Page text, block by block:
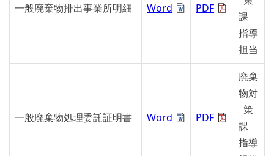
一般廃棄物排出事業所明細 Word PDF
課
指導
担当
一般廃棄物処理委託証明書 Word PDF
廃棄
物対
策
課
指導